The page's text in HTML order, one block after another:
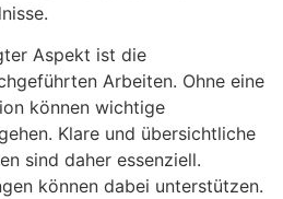
Aspekt ist die
Arbeiten. Ohne eine
können wichtige
Klare und übersichtliche
sind daher essenziell.
können dabei unterstützen.